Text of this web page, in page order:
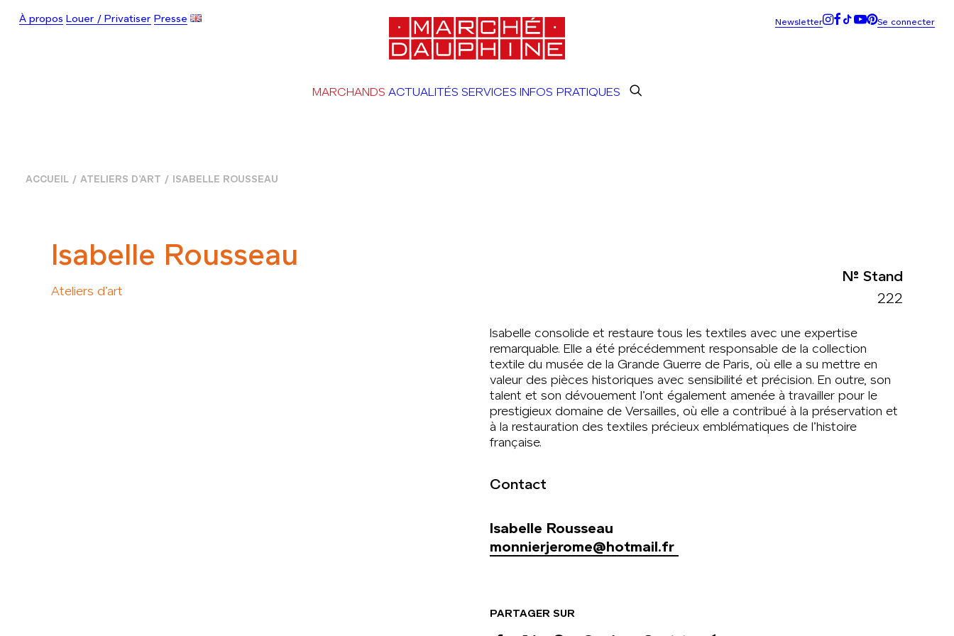
À propos Louer / Privatiser Presse
MARCHANDS ACTUALITÉS SERVICES INFOS PRATIQUES
ACCUEIL ATELIERS D'ART ISABELLE ROUSSEAU
Isabelle Rousseau
Ateliers d’art
N° Stand
222
Isabelle consolide et restaure tous les textiles avec une expertise
remarquable. Elle a été précédemment responsable de la collection
textile du musée de la Grande Guerre de Paris, où elle a su mettre en
valeur des pièces historiques avec sensibilité et précision. En outre, son
talent et son dévouement l’ont également amenée à travailler pour le
prestigieux domaine de Versailles, où elle a contribué à la préservation et
à la restauration des textiles précieux emblématiques de l’histoire
française.
Contact
Isabelle Rousseau
monnierjerome@hotmail.fr
PARTAGER SUR